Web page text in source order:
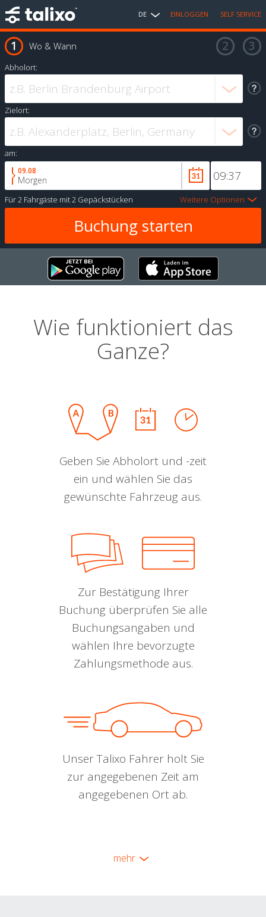
DE EINLOGGEN SELF SERVICE
Wo & Wann
Abholort:
Zielort:
am:
09.08
Morgen
Für2 Fahrgäste mit2 Gepäckstücken Weitere Optionen
Wie funktioniert das
Ganze?
Geben Sie Abholort und -zeit
ein und wählen Sie das
gewünschte Fahrzeug aus.
Zur Bestätigung Ihrer
Buchung überprüfen Sie alle
Buchungsangaben und
wählen Ihre bevorzugte
Zahlungsmethode aus.
Unser Talixo Fahrer holt Sie
zur angegebenen Zeit am
angegebenen Ort ab.
mehr